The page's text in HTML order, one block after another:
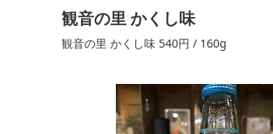
観音の里 かくし味
観音の里 かくし味 540円 / 160g